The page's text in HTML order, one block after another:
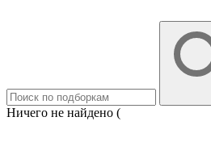
Ничего не найдено (